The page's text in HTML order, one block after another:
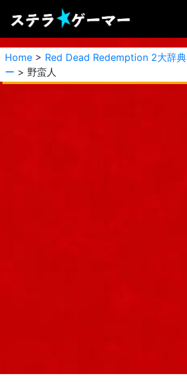
Home > Red Dead Redemption 2大辞典
ー > 野蛮人